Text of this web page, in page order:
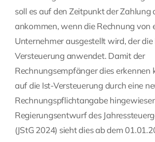
soll es auf den Zeitpunkt der Zahlung
ankommen, wenn die Rechnung von
Unternehmer ausgestellt wird, der die
Versteuerung anwendet. Damit der
Rechnungsempfänger dies erkennen
auf die Ist-Versteuerung durch eine
Rechnungspflichtangabe
Regierungsentwurf des
(JStG 2024) sieht dies ab dem